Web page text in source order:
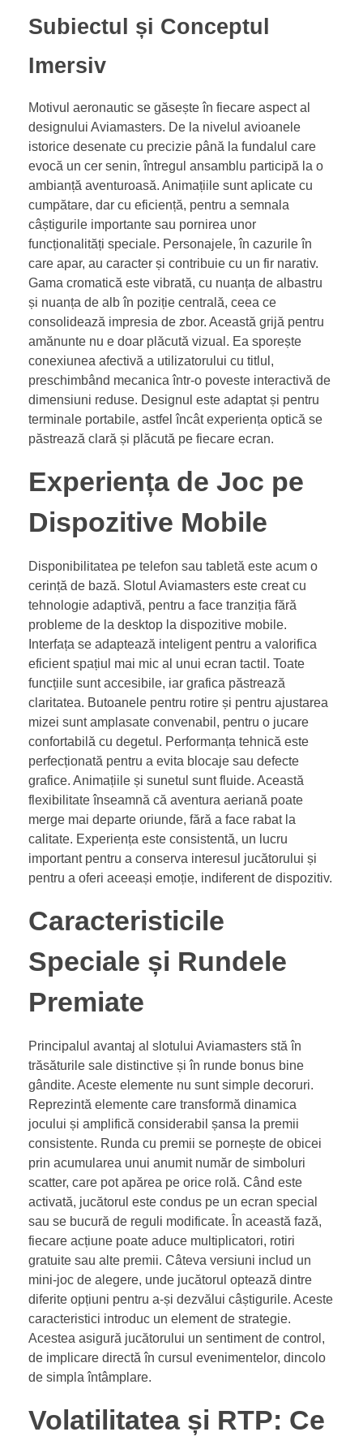
Subiectul și Conceptul
Imersiv
Motivul aeronautic se găsește în fiecare aspect al
designului Aviamasters. De la nivelul avioanele
istorice desenate cu precizie până la fundalul care
evocă un cer senin, întregul ansamblu participă la o
ambianță aventuroasă. Animațiile sunt aplicate cu
cumpătare, dar cu eficiență, pentru a semnala
câștigurile importante sau pornirea unor
funcționalități speciale. Personajele, în cazurile în
care apar, au caracter și contribuie cu un fir narativ.
Gama cromatică este vibrată, cu nuanța de albastru
și nuanța de alb în poziție centrală, ceea ce
consolidează impresia de zbor. Această grijă pentru
amănunte nu e doar plăcută vizual. Ea sporește
conexiunea afectivă a utilizatorului cu titlul,
preschimbând mecanica într-o poveste interactivă de
dimensiuni reduse. Designul este adaptat și pentru
terminale portabile, astfel încât experiența optică se
păstrează clară și plăcută pe fiecare ecran.
Experiența de Joc pe
Dispozitive Mobile
Disponibilitatea pe telefon sau tabletă este acum o
cerință de bază. Slotul Aviamasters este creat cu
tehnologie adaptivă, pentru a face tranziția fără
probleme de la desktop la dispozitive mobile.
Interfața se adaptează inteligent pentru a valorifica
eficient spațiul mai mic al unui ecran tactil. Toate
funcțiile sunt accesibile, iar grafica păstrează
claritatea. Butoanele pentru rotire și pentru ajustarea
mizei sunt amplasate convenabil, pentru o jucare
confortabilă cu degetul. Performanța tehnică este
perfecționată pentru a evita blocaje sau defecte
grafice. Animațiile și sunetul sunt fluide. Această
flexibilitate înseamnă că aventura aeriană poate
merge mai departe oriunde, fără a face rabat la
calitate. Experiența este consistentă, un lucru
important pentru a conserva interesul jucătorului și
pentru a oferi aceeași emoție, indiferent de dispozitiv.
Caracteristicile
Speciale și Rundele
Premiate
Principalul avantaj al slotului Aviamasters stă în
trăsăturile sale distinctive și în runde bonus bine
gândite. Aceste elemente nu sunt simple decoruri.
Reprezintă elemente care transformă dinamica
jocului și amplifică considerabil șansa la premii
consistente. Runda cu premii se pornește de obicei
prin acumularea unui anumit număr de simboluri
scatter, care pot apărea pe orice rolă. Când este
activată, jucătorul este condus pe un ecran special
sau se bucură de reguli modificate. În această fază,
fiecare acțiune poate aduce multiplicatori, rotiri
gratuite sau alte premii. Câteva versiuni includ un
mini-joc de alegere, unde jucătorul optează dintre
diferite opțiuni pentru a-și dezvălui câștigurile. Aceste
caracteristici introduc un element de strategie.
Acestea asigură jucătorului un sentiment de control,
de implicare directă în cursul evenimentelor, dincolo
de simpla întâmplare.
Volatilitatea și RTP: Ce